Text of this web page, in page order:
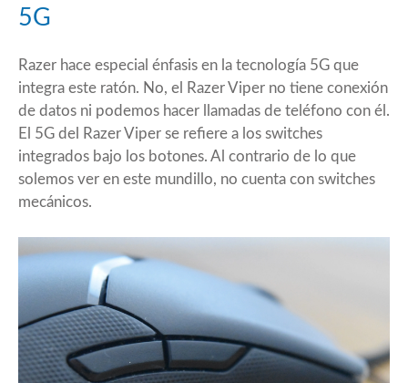
5G
Razer hace especial énfasis en la tecnología 5G que
integra este ratón. No, el Razer Viper no tiene conexión
de datos ni podemos hacer llamadas de teléfono con él.
El 5G del Razer Viper se refiere a los switches
integrados bajo los botones. Al contrario de lo que
solemos ver en este mundillo, no cuenta con switches
mecánicos.